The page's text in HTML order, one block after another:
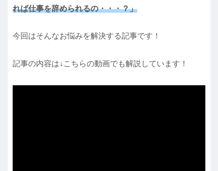
れば仕事を辞められるの・・・？」
今回はそんなお悩みを解決する記事です！
記事の内容は↓こちらの動画でも解説しています！